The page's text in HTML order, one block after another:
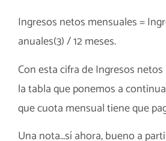
Ingresos netos mensuales =
anuales(3) / 12 meses.
Con esta cifra de Ingresos
la tabla que ponemos a
que cuota mensual tiene que
Una nota…sí ahora, bueno a